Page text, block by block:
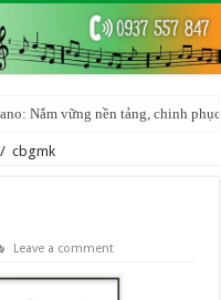
Nắm vững nền tảng, chinh
/ cbgmk
Leave a comment